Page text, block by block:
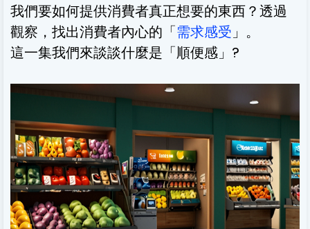
我們要如何提供消費者真正想要的東西？透過
觀察，找出消費者內心的「需求感受 」。
這一集我們來談談什麼是「順便感」?